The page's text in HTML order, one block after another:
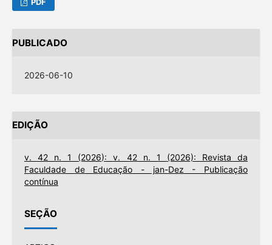
PUBLICADO
2026-06-10
EDIÇÃO
v. 42 n. 1 (2026): v. 42 n. 1 (2026): Revista da
Faculdade de Educação - jan-Dez - Publicação
contínua
SEÇÃO